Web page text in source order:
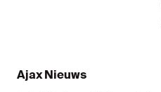
Ajax Nieuws